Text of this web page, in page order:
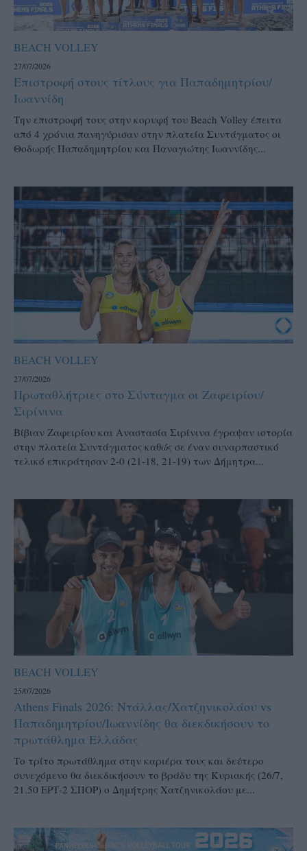
BEACH VOLLEY
27/07/2026
Επιστροφή στους τίτλους για Παπαδημητρίου/
Ιωαννίδη
Την επιστροφή τους στην κορυφή του Beach Volley έπειτα
από 4 χρόνια πανηγύρισαν στην πλατεία Συντάγματος οι
Θοδωρής Παπαδημητρίου και Παναγιώτης Ιωαννίδης...
BEACH VOLLEY
27/07/2026
Πρωταθλήτριες στο Σύνταγμα οι Ζαφειρίου/
Σιρίνινα
Βίβιαν Ζαφειρίου και Αναστασία Σιρίνινα έγραψαν ιστορία
στην πλατεία Συντάγματος καθώς σε έναν συναρπαστικό
τελικό επικράτησαν 2-0 (21-18, 21-19) των Δήμητρα...
BEACH VOLLEY
25/07/2026
Athens Finals 2026: Ντάλλας/Χατζηνικολάου vs
Παπαδημητρίου/Ιωαννίδης θα διεκδικήσουν το
πρωτάθλημα Ελλάδας
Το τρίτο πρωτάθλημα στην καριέρα τους και δεύτερο
συνεχόμενο θα διεκδικήσουν το βράδυ της Κυριακής (26/7,
21.50 ΕΡΤ-2 ΣΠΟΡ) ο Δημήτρης Χατζηνικολάου με...